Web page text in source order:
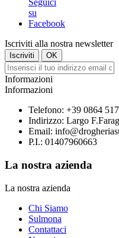
Iscriviti alla nostra newsletter
Informazioni
Informazioni
Telefono: +39 0864
Indirizzo: Largo
Email:
P.I.: 01407960663
La nostra azienda
La nostra azienda
Chi Siamo
Sulmona
Contattaci